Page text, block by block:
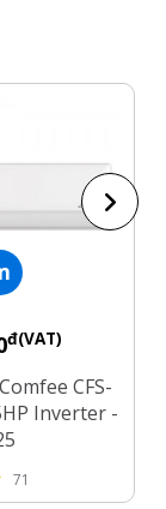
đ(VAT)
CFS-
Inverter -
71